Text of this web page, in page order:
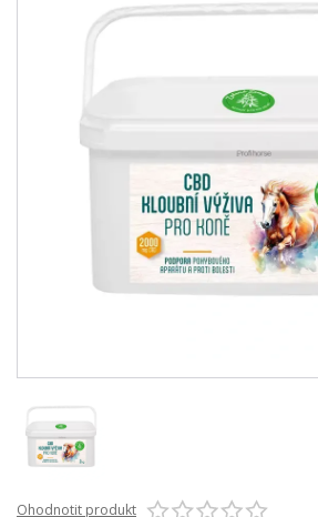
Ohodnotit produkt